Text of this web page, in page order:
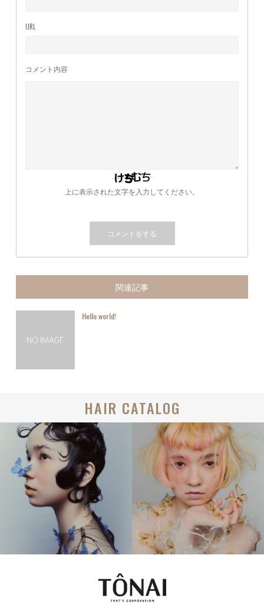
URL
コメント内容
上に表示された文字を入力してください。
関連記事
Hello world!
HAIR CATALOG
BOB
MEDIUM